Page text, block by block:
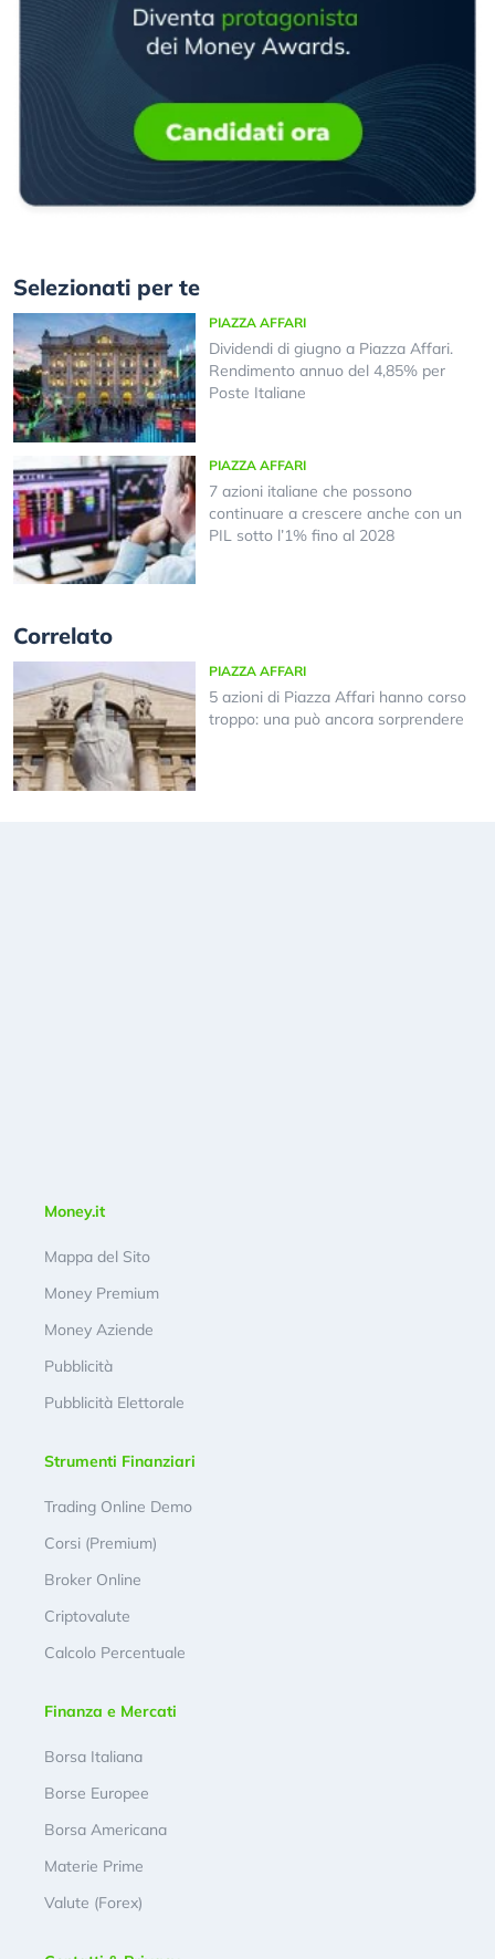
Selezionati per te
PIAZZA AFFARI
Dividendi di giugno a Piazza Affari.
Rendimento annuo del 4,85% per
Poste Italiane
PIAZZA AFFARI
7 azioni italiane che possono
continuare a crescere anche con un
PIL sotto l’1% fino al 2028
Correlato
PIAZZA AFFARI
5 azioni di Piazza Affari hanno corso
troppo: una può ancora sorprendere
Money.it
Mappa del Sito
Money Premium
Money Aziende
Pubblicità
Pubblicità Elettorale
Strumenti Finanziari
Trading Online Demo
Corsi (Premium)
Broker Online
Criptovalute
Calcolo Percentuale
Finanza e Mercati
Borsa Italiana
Borse Europee
Borsa Americana
Materie Prime
Valute (Forex)